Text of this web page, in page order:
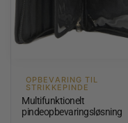
OPBEVARING TIL
STRIKKEPINDE
Multifunktionelt
pindeopbevaringsløsning